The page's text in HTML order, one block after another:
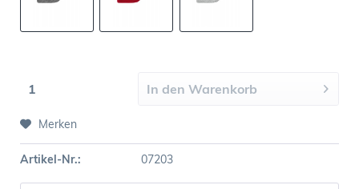
naturschwarz
In den Warenkorb
Merken
Artikel-Nr.: 07203